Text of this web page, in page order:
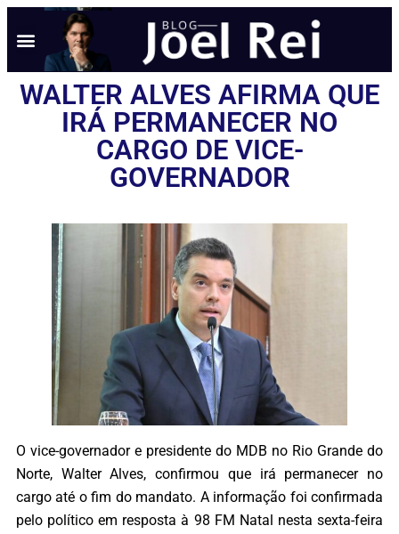
WALTER ALVES AFIRMA QUE
IRÁ PERMANECER NO
CARGO DE VICE-
GOVERNADOR
O vice-governador e presidente do MDB no Rio Grande do
Norte, Walter Alves, confirmou que irá permanecer no
cargo até o fim do mandato. A informação foi confirmada
pelo político em resposta à 98 FM Natal nesta sexta-feira